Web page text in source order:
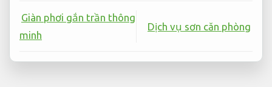
Giàn phơi gắn trần thông
minh
Dịch vụ sơn căn phòng